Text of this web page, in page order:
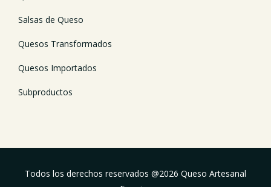
Salsas de Queso
Quesos Transformados
Quesos Importados
Subproductos
Todos los derechos reservados @2026 Queso Artesanal